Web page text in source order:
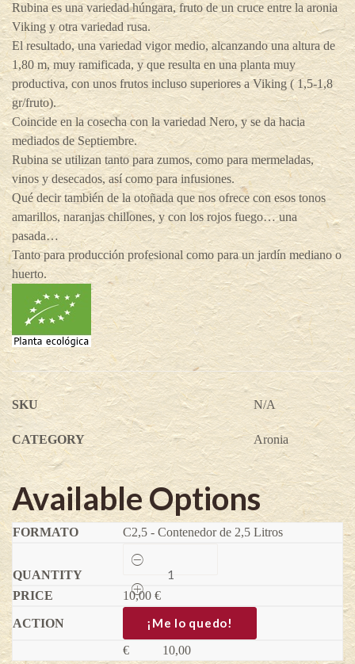
Rubina es una variedad húngara, fruto de un cruce entre la aronia
Viking y otra variedad rusa.
El resultado, una variedad vigor medio, alcanzando una altura de
1,80 m, muy ramificada, y que resulta en una planta muy
productiva, con unos frutos incluso superiores a Viking ( 1,5-1,8
gr/fruto).
Coincide en la cosecha con la variedad Nero, y se da hacia
mediados de Septiembre.
Rubina se utilizan tanto para zumos, como para mermeladas,
vinos y desecados, así como para infusiones.
Qué decir también de la otoñada que nos ofrece con esos tonos
amarillos, naranjas chillones, y con los rojos fuego… una
pasada…
Tanto para producción profesional como para un jardín mediano o
huerto.
SKU N/A
CATEGORY Aronia
Available Options
C2,5 - Contenedor de 2,5 Litros
Aronia
Rubina
Aronia
melanocarpa
quantity
10,00 €
¡Me lo quedo!
€ 10,00